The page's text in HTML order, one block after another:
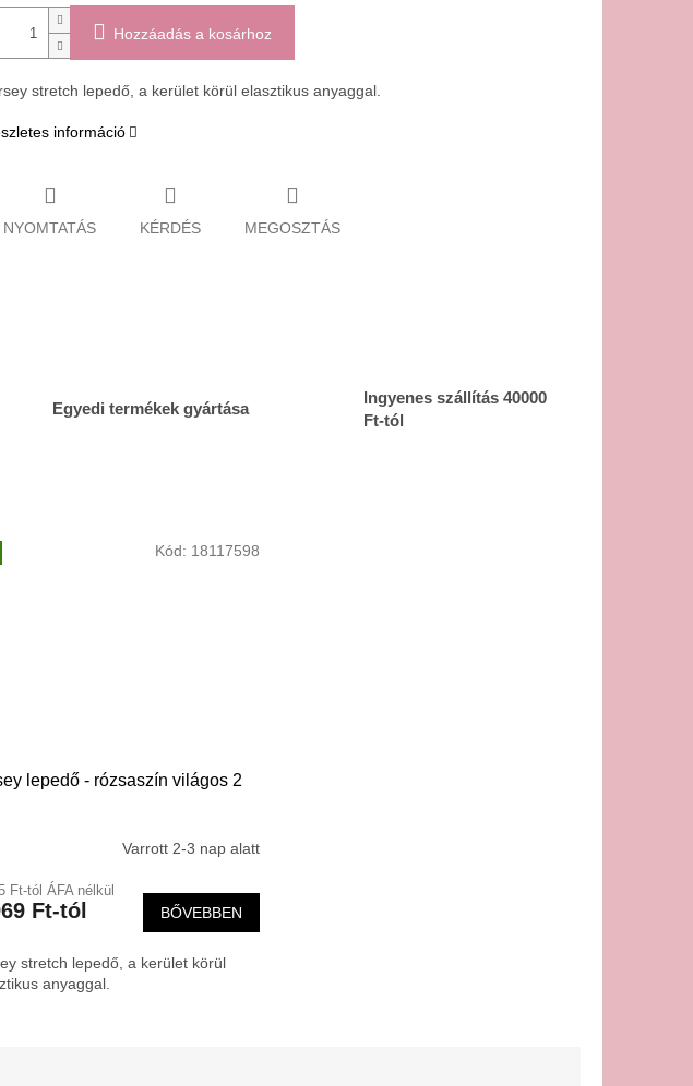
Hozzáadás a kosárhoz
stretch lepedő, a kerület körül elasztikus anyaggal.
információ
NYOMTATÁS KÉRDÉS MEGOSZTÁS
Egyedi termékek gyártása
Ingyenes szállítás 40000
Ft-tól
lepedő - rózsaszín világos 2
Varrott 2-3 nap alatt
Ft-tól ÁFA nélkül
Ft-tól BŐVEBBEN
stretch lepedő, a kerület körül
anyaggal.
Kód: 18117598